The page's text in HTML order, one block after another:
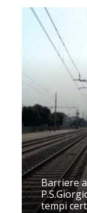
Barriere
tempi